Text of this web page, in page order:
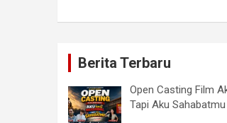
Berita Terbaru
Open Casting Film
Tapi Aku Sahabatmu